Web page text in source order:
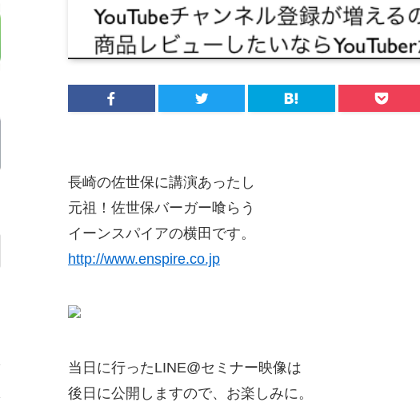
長崎の佐世保に講演あったし
元祖！佐世保バーガー喰らう
イーンスパイアの横田です。
http://www.enspire.co.jp
当日に行ったLINE@セミナー映像は
後日に公開しますので、お楽しみに。